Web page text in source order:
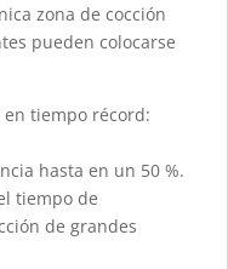
zona de cocción
pueden colocarse
tiempo récord:
hasta en un 50 %.
tiempo de
de grandes